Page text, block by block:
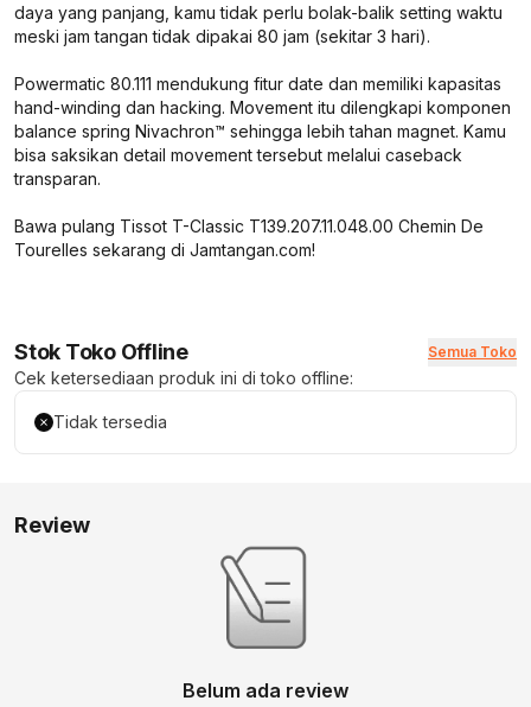
daya yang panjang, kamu tidak perlu bolak-balik setting waktu
meski jam tangan tidak dipakai 80 jam (sekitar 3 hari).
Powermatic 80.111 mendukung fitur date dan memiliki kapasitas
hand-winding dan hacking. Movement itu dilengkapi komponen
balance spring Nivachron™ sehingga lebih tahan magnet. Kamu
bisa saksikan detail movement tersebut melalui caseback
transparan.
Bawa pulang Tissot T-Classic T139.207.11.048.00 Chemin De
Tourelles sekarang di Jamtangan.com!
Stok Toko Offline Semua Toko
Cek ketersediaan produk ini di toko offline:
Tidak tersedia
Review
Belum ada review